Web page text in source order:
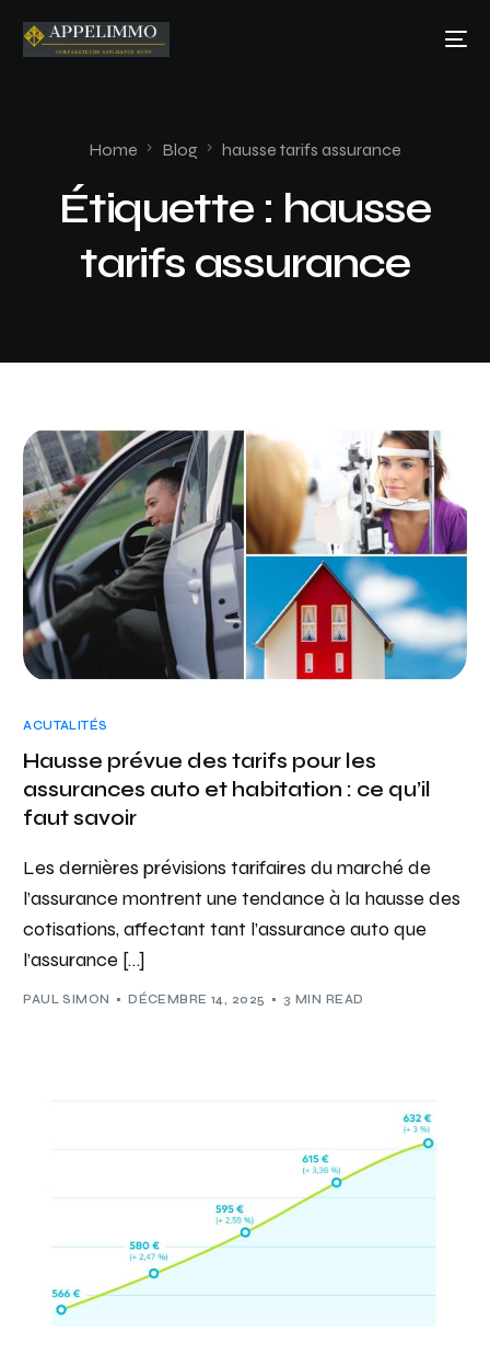
Home Blog hausse tarifs assurance
Étiquette : hausse
tarifs assurance
ACUTALITÉS
Hausse prévue des tarifs pour les
assurances auto et habitation : ce qu’il
faut savoir
Les dernières prévisions tarifaires du marché de
l’assurance montrent une tendance à la hausse des
cotisations, affectant tant l’assurance auto que
l’assurance […]
PAUL SIMON DÉCEMBRE 14, 2025 3 MIN READ